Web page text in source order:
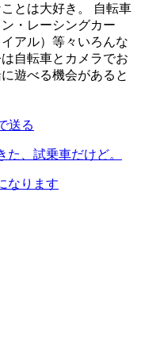
とは大好き。 自転車
・レーシングカー
アル）等々いろんな
自転車とカメラでお
遊べる機会があると
、試乗車だけど。
なります